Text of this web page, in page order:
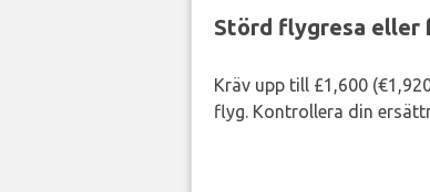
Störd flygresa eller
Kräv upp till £1,600
flyg. Kontrollera din